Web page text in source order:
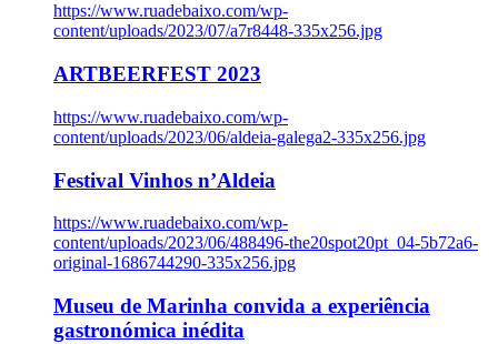
https://www.ruadebaixo.com/wp-
content/uploads/2023/07/a7r8448-335x256.jpg
ARTBEERFEST 2023
https://www.ruadebaixo.com/wp-
content/uploads/2023/06/aldeia-galega2-335x256.jpg
Festival Vinhos n’Aldeia
https://www.ruadebaixo.com/wp-
content/uploads/2023/06/488496-the20spot20pt_04-5b72a6-
original-1686744290-335x256.jpg
Museu de Marinha convida a experiência
gastronómica inédita